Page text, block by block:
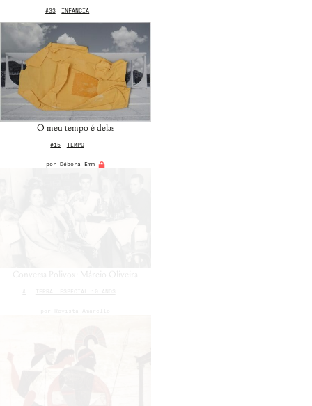
#33 INFÂNCIA
O meu tempo é delas
#15 TEMPO
por Débora Emm